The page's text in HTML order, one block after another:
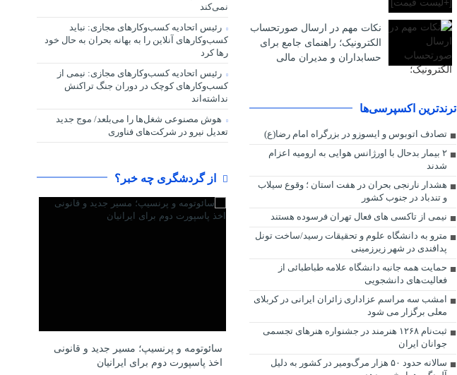
نکات مهم در ارسال صورتحساب
الکترونیک؛ راهنمای جامع برای
حسابداران و مدیران مالی
ترندترین اکسپرسی‌ها
تصادف اتوبوس و ایسوزو در بزرگراه امام رضا(ع)
۲ بیمار بدحال با اورژانس هوایی به ارومیه اعزام
شدند
هشدار نارنجی بحران در هفت استان ؛ وقوع سیلاب
و تندباد در جنوب کشور
نیمی از تاکسی های فعال تهران فرسوده هستند
مترو به دانشگاه علوم و تحقیقات رسید/ساخت تونل
پدافندی در شهر زیرزمینی
حمایت همه جانبه دانشگاه علامه طباطبائی از
فعالیت‌های دانشجویی
امشب سه مراسم عزاداری زائران ایرانی در کربلای
معلی برگزار می شود
ثبت‌نام ۱۲۶۸ هنرمند در جشنواره هنرهای تجسمی
جوانان ایران
سالانه حدود ۵۰ هزار مرگ‌ومیر در کشور به دلیل
نمی‌کند
رئیس اتحادیه کسب‌وکارهای مجازی: نباید
کسب‌وکارهای آنلاین را به بهانه بحران به حال خود
رها کرد
رئیس اتحادیه کسب‌وکارهای مجازی: نیمی از
کسب‌وکارهای کوچک در دوران جنگ‌ تراکنش
نداشته‌اند
هوش مصنوعی شغل‌ها را می‌بلعد/ موج جدید
تعدیل نیرو در شرکت‌های فناوری
از گردشگری چه خبر؟
سائوتومه و پرنسیپ؛ مسیر جدید و قانونی
اخذ پاسپورت دوم برای ایرانیان